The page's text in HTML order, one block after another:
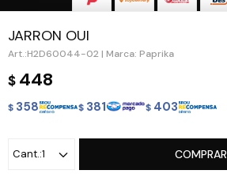
JARRON OUI
H2D60044-02 | Marca: Paprika
$ 448
$ 358 $ 381 $ 403
1 COMPRAR
© Copyright 2026 / Guapa - Paprika